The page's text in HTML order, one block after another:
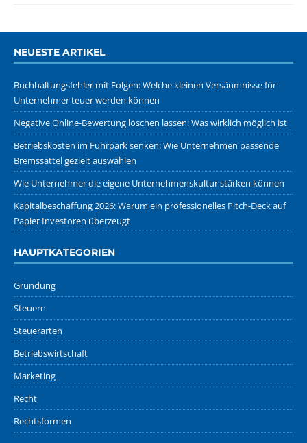
NEUESTE ARTIKEL
Buchhaltungsfehler mit Folgen: Welche kleinen Versäumnisse für
Unternehmer teuer werden können
Negative Online-Bewertung löschen lassen: Was wirklich möglich ist
Betriebskosten im Fuhrpark senken: Wie Unternehmen passende
Bremssättel gezielt auswählen
Wie Unternehmer die eigene Unternehmenskultur stärken können
Kapitalbeschaffung 2026: Warum ein professionelles Pitch-Deck auf
Papier Investoren überzeugt
HAUPTKATEGORIEN
Gründung
Steuern
Steuerarten
Betriebswirtschaft
Marketing
Recht
Rechtsformen